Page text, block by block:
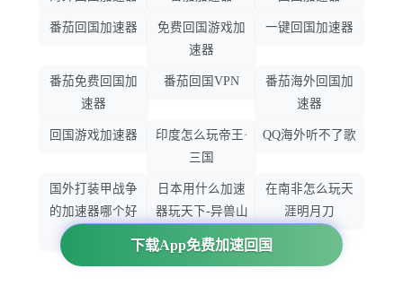
下载App免费加速回国
番茄回国加速器
免费回国游戏加
速器
一键回国加速器
番茄免费回国加
速器
番茄回国VPN
番茄海外回国加
速器
回国游戏加速器
印度怎么玩帝王·
三国
QQ海外听不了歌
国外打装甲战争
的加速器哪个好
日本用什么加速
器玩天下-异兽山
海
在南非怎么玩天
涯明月刀